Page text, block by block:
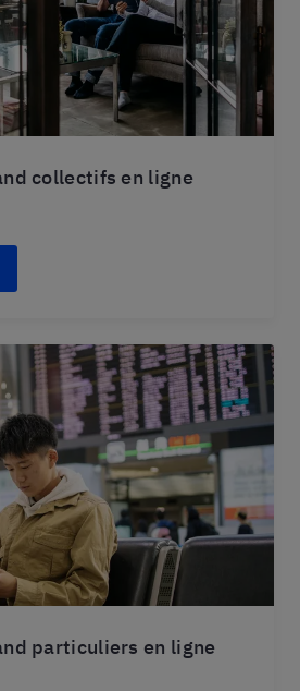
collectifs en ligne
particuliers en ligne